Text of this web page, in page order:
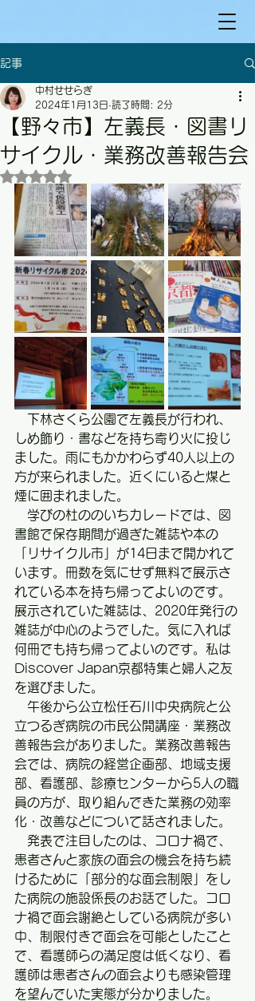
記事
【野々市】左義長・図書リ
サイクル・業務改善報告会
中村せせらぎ
2024年1月13日 読了時間: 2分
5つ星のうちNaNと評価されています。
下林さくら公園で左義長が行われ、
しめ飾り・書などを持ち寄り火に投じ
ました。雨にもかかわらず40人以上の
方が来られました。近くにいると煤と
煙に囲まれました。
学びの杜ののいちカレードでは、図
書館で保存期間が過ぎた雑誌や本の
「リサイクル市」が14日まで開かれて
います。冊数を気にせず無料で展示さ
れている本を持ち帰ってよいのです。
展示されていた雑誌は、2020年発行の
雑誌が中心のようでした。気に入れば
何冊でも持ち帰ってよいのです。私は
Discover Japan京都特集と婦人之友
を選びました。
午後から公立松任石川中央病院と公
立つるぎ病院の市民公開講座・業務改
善報告会がありました。業務改善報告
会では、病院の経営企画部、地域支援
部、看護部、診療センターから5人の職
員の方が、取り組んできた業務の効率
化・改善などについて話されました。
発表で注目したのは、コロナ禍で、
患者さんと家族の面会の機会を持ち続
けるために「部分的な面会制限」をし
た病院の施設係長のお話でした。コロ
ナ禍で面会謝絶としている病院が多い
中、制限付きで面会を可能としたこと
で、看護師らの満足度は低くなり、看
護師は患者さんの面会よりも感染管理
を望んでいた実態が分かりました。